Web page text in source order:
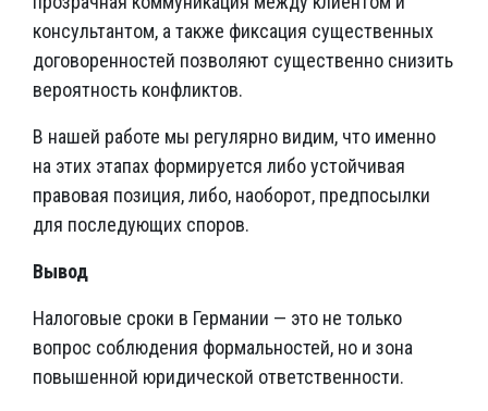
консультантом, а также фиксация существенных
договоренностей позволяют существенно снизить
вероятность конфликтов.
В нашей работе мы регулярно видим, что именно
на этих этапах формируется либо устойчивая
правовая позиция, либо, наоборот, предпосылки
для последующих споров.
Вывод
Налоговые сроки в Германии — это не только
вопрос соблюдения формальностей, но и зона
повышенной юридической ответственности.